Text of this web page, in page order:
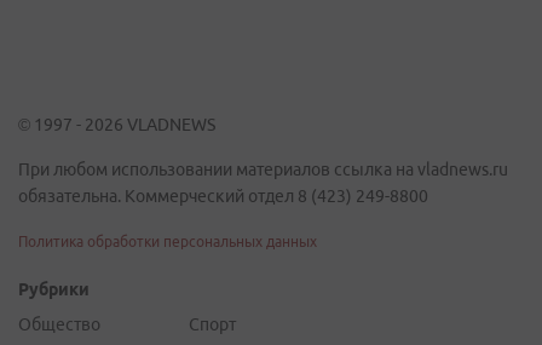
© 1997 - 2026 VLADNEWS
При любом использовании материалов ссылка на vladnews.ru
обязательна. Коммерческий отдел 8 (423) 249-8800
Политика обработки персональных данных
Рубрики
Общество
Спорт